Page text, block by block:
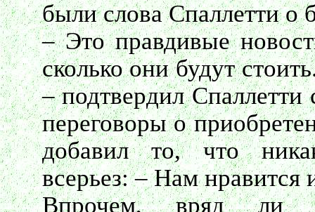
были слова Спаллетти о
– Это правдивые
сколько они будут
– подтвердил
переговоры о
добавил то, что
всерьез: – Нам нравится
Впрочем, вряд ли